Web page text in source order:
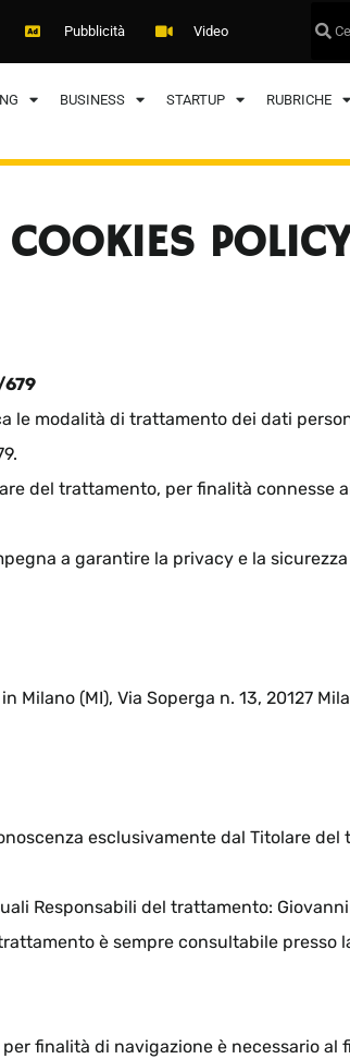
Pubblicità Video
BUSINESS STARTUP RUBRICHE
679
le modalità di trattamento dei dati
del trattamento, per finalità connesse
a garantire la privacy e la
(MI), Via Soperga n. 13, 20127
esclusivamente dal Titolare
Responsabili del trattamento:
è sempre consultabile presso
finalità di navigazione è necessario al